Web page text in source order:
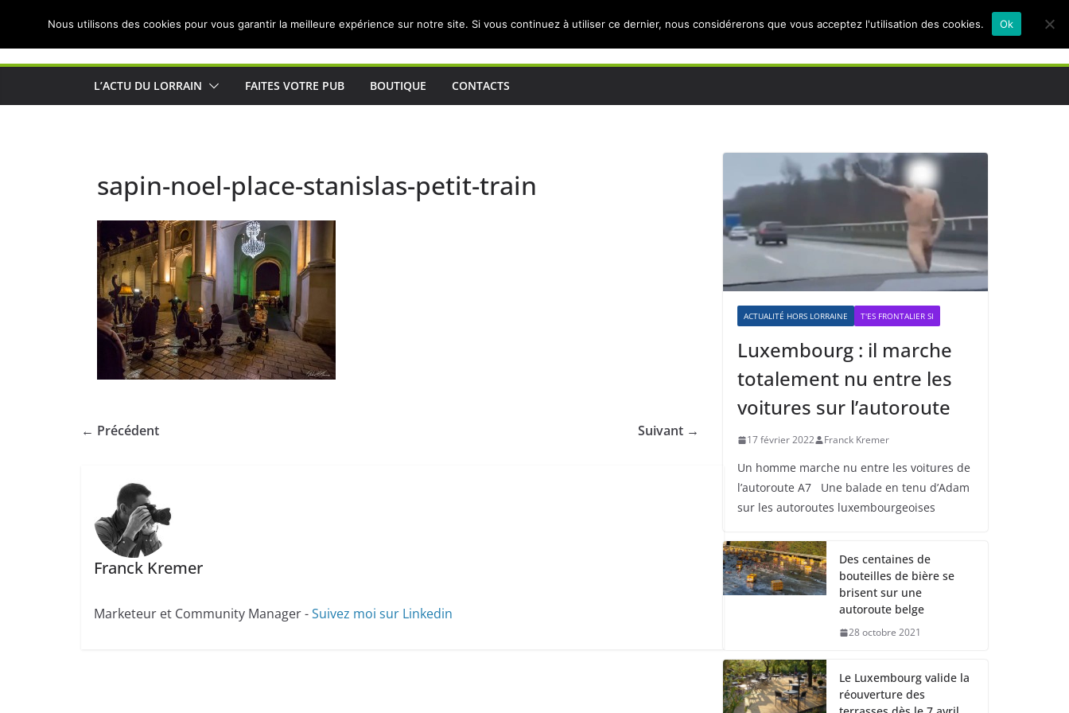
Actualités de Lorraine pour les Lorrains
L’ACTU DU LORRAIN FAITES VOTRE PUB BOUTIQUE CONTACTS
sapin-noel-place-stanislas-petit-train
← Précédent Suivant →
Franck Kremer
Marketeur et Community Manager -Suivez moi sur Linkedin
ACTUALITÉ HORS LORRAINE T'ES FRONTALIER SI
Luxembourg : il marche
totalement nu entre les
voitures sur l’autoroute
17 février 2022 Franck Kremer
Un homme marche nu entre les voitures de
l’autoroute A7 Une balade en tenu d’Adam
sur les autoroutes luxembourgeoises
Des centaines de
bouteilles de bière se
brisent sur une
autoroute belge
28 octobre 2021
Le Luxembourg valide la
réouverture des
Nous utilisons des cookies pour vous garantir la meilleure expérience sur notre site. Si vous continuez à utiliser ce dernier, nous considérerons que vous acceptez l'utilisation des cookies. Ok